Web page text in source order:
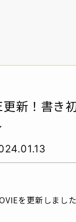
新！書き
を更新しました